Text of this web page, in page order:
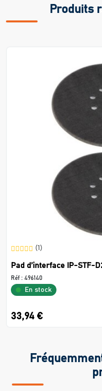
Produits
(1)
Pad d’interface IP-STF-
Réf : 496140
En stock
33,94 €